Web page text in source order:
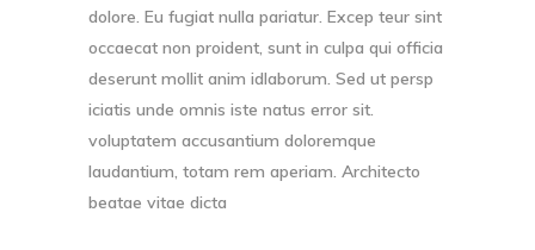
dolore. Eu fugiat nulla pariatur. Excep teur sint
occaecat non proident, sunt in culpa qui officia
deserunt mollit anim idlaborum. Sed ut persp
iciatis unde omnis iste natus error sit.
voluptatem accusantium doloremque
laudantium, totam rem aperiam. Architecto
beatae vitae dicta